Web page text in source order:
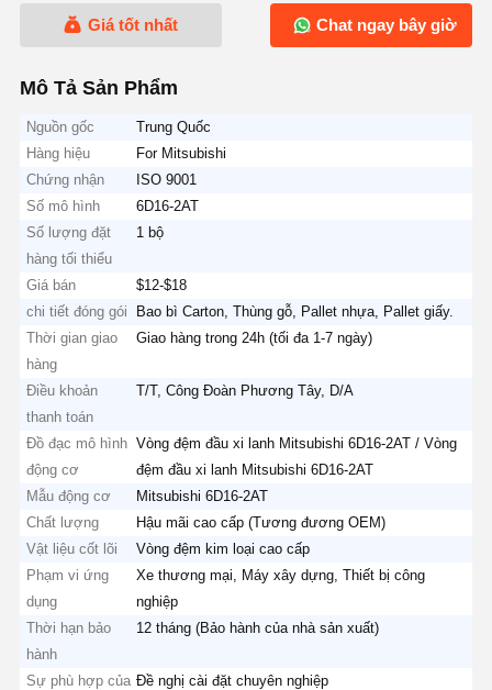
Giá tốt nhất Chat ngay bây giờ
Mô Tả Sản Phẩm
Nguồn gốc
Trung Quốc
Hàng hiệu
For Mitsubishi
Chứng nhận
ISO 9001
Số mô hình
6D16-2AT
Số lượng đặt
hàng tối thiểu
1 bộ
Giá bán
$12-$18
chi tiết đóng gói
Bao bì Carton, Thùng gỗ, Pallet nhựa, Pallet giấy.
Thời gian giao
hàng
Giao hàng trong 24h (tối đa 1-7 ngày)
Điều khoản
thanh toán
T/T, Công Đoàn Phương Tây, D/A
Đồ đạc mô hình
động cơ
Vòng đệm đầu xi lanh Mitsubishi 6D16-2AT / Vòng
đệm đầu xi lanh Mitsubishi 6D16-2AT
Mẫu động cơ
Mitsubishi 6D16-2AT
Chất lượng
Hậu mãi cao cấp (Tương đương OEM)
Vật liệu cốt lõi
Vòng đệm kim loại cao cấp
Phạm vi ứng
dụng
Xe thương mại, Máy xây dựng, Thiết bị công
nghiệp
Thời hạn bảo
hành
12 tháng (Bảo hành của nhà sản xuất)
Sự phù hợp của Đề nghị cài đặt chuyên nghiệp